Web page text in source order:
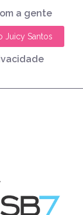
a gente
Juicy Santos